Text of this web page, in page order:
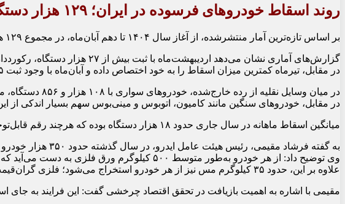
روند اسقاط خودروهای فرسوده در ایران؛ ۱۲۹ هزار دستگاه از ابتدای سال خارج شد ( آبان ۱۴۰۴)
بر اساس تازه‌ترین آمار منتشرشده، از آغاز سال ۱۴۰۴ تا دهم آبان‌ماه، در مجموع ۱۲۹ هزار و ۹۴ دستگاه وسیله نقلیه فرسوده در کشور از چرخه تردد خارج شده‌اند. این رقم نشان‌دهنده تداوم روند نوسازی ناوگان حمل‌ونقل است، هرچند مسیر پیش‌رو هنوز طولانی به نظر می‌رسد.
گزارش‌های آماری نشان می‌دهد اردیبهشت‌ماه با ثبت بیش از ۲۷ هزار دستگاه، رکورددار بیشترین میزان اسقاط در سال جاری بوده است. پس از آن، ماه‌های خرداد و شهریور در رتبه‌های دوم و سوم قرار دارند.
در مقابل، تیرماه کمترین میزان اسقاط را به خود اختصاص داده و آبان‌ماه با وجود ثبت ۵ هزار و ۴۵۸ مورد تا دهم این ماه، به دلیل ناقص بودن دوره زمانی، هنوز قابل مقایسه با سایر ماه‌ها نیست.
در میان وسایل نقلیه از رده خارج‌شده، خودروهای سواری با ۱۰۸ هزار و ۸۵۶ دستگاه، معادل ۸۴ درصد کل اسقاط‌ها، بیشترین سهم را داشته‌اند. پس از آن، وانت‌ها با حدود ۸ هزار و ۶۶۳ دستگاه در جایگاه دوم قرار گرفته‌اند.
در مقابل، خودروهای سنگین مانند کامیون، اتوبوس و مینی‌بوس سهم بسیار
میانگین اسقاط ماهانه در سال جاری حدود ۱۸ هزار دستگاه بوده که هرچند رقم قابل‌توجهی است، اما با حجم بالای ناوگان فرسوده کشور فاصله زیادی دارد.
به گفته فرشاد مقیمی، رئیس هیئت عامل ایدرو، در سال گذشته حدود ۳۵۰ هزار خودرو از چرخه حمل‌ونقل خارج شده‌اند.
وی توضیح داد: از هر خودرو به‌طور متوسط ۵۰۰ کیلوگرم ورق فلزی به دست می‌آید که مجموعاً ۱۷۵ هزار تُن فلز وارد چرخه بازیافت شده و دوباره به ورق جدید تبدیل شده است.
علاوه بر این، حدود ۳۵ کیلوگرم مس نیز از هر خودرو استخراج می‌شود؛ فلزی گران‌قیمت که ارزش اقتصادی بالایی برای صنایع بازیافتی دارد.
مقیمی با اشاره به اهمیت بازیافت در تحقق اقتصاد چرخشی گفت: این فرایند به جای